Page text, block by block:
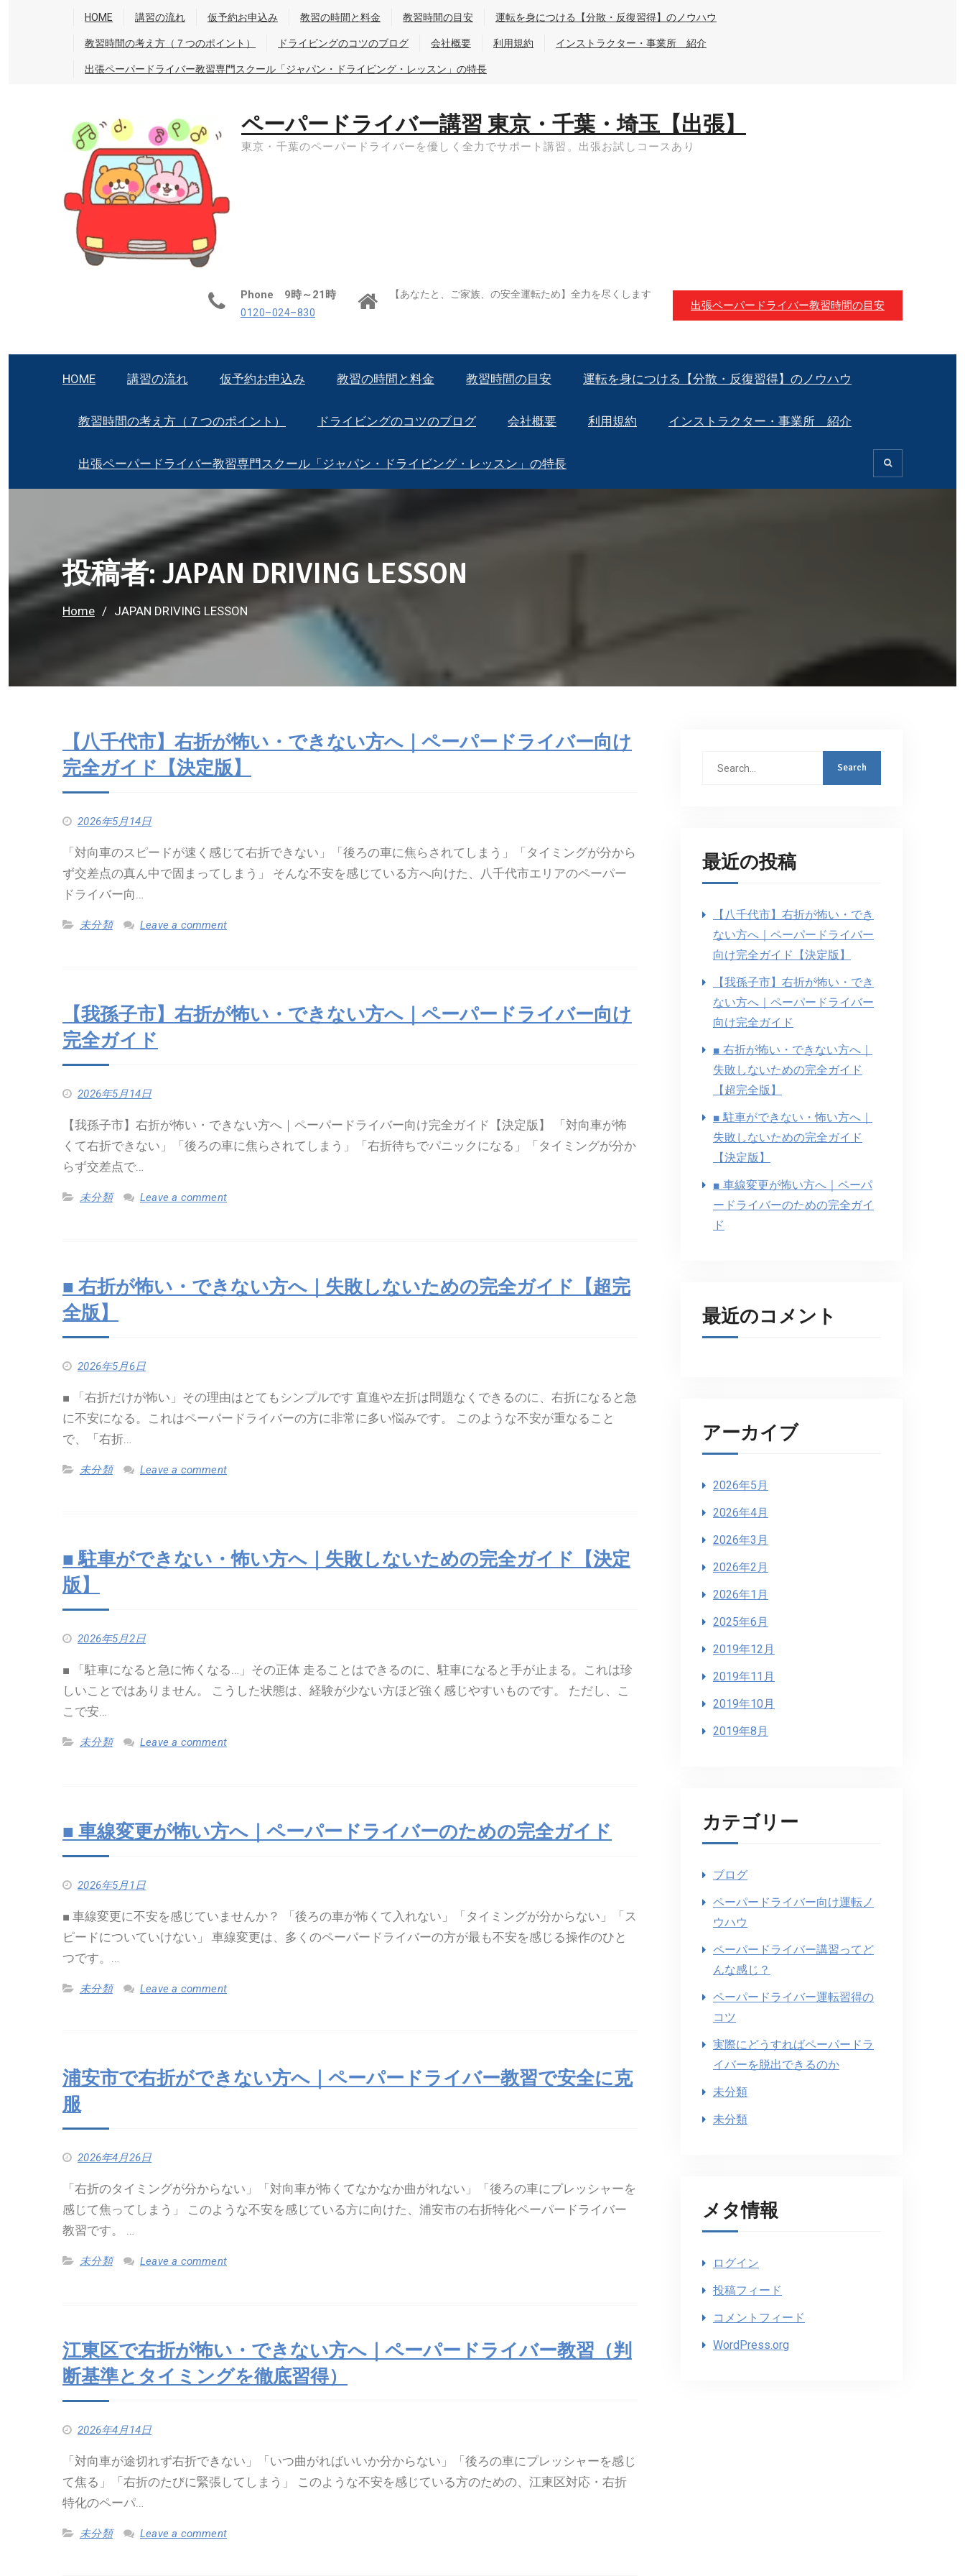
HOME 講習の流れ 仮予約お申込み 教習の時間と料金 教習時間の目安 運転を身につける【分散・反復習得】のノウハウ
教習時間の考え方（７つのポイント） ドライビングのコツのブログ 会社概要 利用規約 インストラクター・事業所 紹介
出張ペーパードライバー教習専門スクール「ジャパン・ドライビング・レッスン」の特長
ペーパードライバー講習 東京・千葉・埼玉【出張】
東京・千葉のペーパードライバーを優しく全力でサポート講習。出張お試しコースあり
Phone 9時～21時
0120–024–830
【あなたと、ご家族、の安全運転ため】全力を尽くします
出張ペーパードライバー教習時間の目安
HOME 講習の流れ 仮予約お申込み 教習の時間と料金 教習時間の目安 運転を身につける【分散・反復習得】のノウハウ
教習時間の考え方（７つのポイント） ドライビングのコツのブログ 会社概要 利用規約 インストラクター・事業所 紹介
出張ペーパードライバー教習専門スクール「ジャパン・ドライビング・レッスン」の特長
投稿者:JAPAN DRIVING LESSON
Home JAPAN DRIVING LESSON
【八千代市】右折が怖い・できない方へ｜ペーパードライバー向け
完全ガイド【決定版】
2026年5月14日
「対向車のスピードが速く感じて右折できない」「後ろの車に焦らされてしまう」「タイミングが分から
ず交差点の真ん中で固まってしまう」 そんな不安を感じている方へ向けた、八千代市エリアのペーパー
ドライバー向…
未分類 Leave a comment
【我孫子市】右折が怖い・できない方へ｜ペーパードライバー向け
完全ガイド
2026年5月14日
【我孫子市】右折が怖い・できない方へ｜ペーパードライバー向け完全ガイド【決定版】 「対向車が怖
くて右折できない」「後ろの車に焦らされてしまう」「右折待ちでパニックになる」「タイミングが分か
らず交差点で…
未分類 Leave a comment
■ 右折が怖い・できない方へ｜失敗しないための完全ガイド【超完
全版】
2026年5月6日
■ 「右折だけが怖い」その理由はとてもシンプルです 直進や左折は問題なくできるのに、右折になると急
に不安になる。これはペーパードライバーの方に非常に多い悩みです。 このような不安が重なること
で、「右折…
未分類 Leave a comment
■ 駐車ができない・怖い方へ｜失敗しないための完全ガイド【決定
版】
2026年5月2日
■ 「駐車になると急に怖くなる…」その正体 走ることはできるのに、駐車になると手が止まる。これは珍
しいことではありません。 こうした状態は、経験が少ない方ほど強く感じやすいものです。 ただし、こ
こで安…
未分類 Leave a comment
■ 車線変更が怖い方へ｜ペーパードライバーのための完全ガイド
2026年5月1日
■ 車線変更に不安を感じていませんか？ 「後ろの車が怖くて入れない」「タイミングが分からない」「ス
ピードについていけない」 車線変更は、多くのペーパードライバーの方が最も不安を感じる操作のひと
つです。…
未分類 Leave a comment
浦安市で右折ができない方へ｜ペーパードライバー教習で安全に克
服
2026年4月26日
「右折のタイミングが分からない」「対向車が怖くてなかなか曲がれない」「後ろの車にプレッシャーを
感じて焦ってしまう」 このような不安を感じている方に向けた、浦安市の右折特化ペーパードライバー
教習です。 …
未分類 Leave a comment
江東区で右折が怖い・できない方へ｜ペーパードライバー教習（判
断基準とタイミングを徹底習得）
2026年4月14日
「対向車が途切れず右折できない」「いつ曲がればいいか分からない」「後ろの車にプレッシャーを感じ
て焦る」「右折のたびに緊張してしまう」 このような不安を感じている方のための、江東区対応・右折
特化のペーパ…
未分類 Leave a comment
Search
最近の投稿
【八千代市】右折が怖い・でき
ない方へ｜ペーパードライバー
向け完全ガイド【決定版】
【我孫子市】右折が怖い・でき
ない方へ｜ペーパードライバー
向け完全ガイド
■ 右折が怖い・できない方へ｜
失敗しないための完全ガイド
【超完全版】
■ 駐車ができない・怖い方へ｜
失敗しないための完全ガイド
【決定版】
■ 車線変更が怖い方へ｜ペーパ
ードライバーのための完全ガイ
ド
最近のコメント
アーカイブ
2026年5月
2026年4月
2026年3月
2026年2月
2026年1月
2025年6月
2019年12月
2019年11月
2019年10月
2019年8月
カテゴリー
ブログ
ペーパードライバー向け運転ノ
ウハウ
ペーパードライバー講習ってど
んな感じ？
ペーパードライバー運転習得の
コツ
実際にどうすればペーパードラ
イバーを脱出できるのか
未分類
未分類
メタ情報
ログイン
投稿フィード
コメントフィード
WordPress.org